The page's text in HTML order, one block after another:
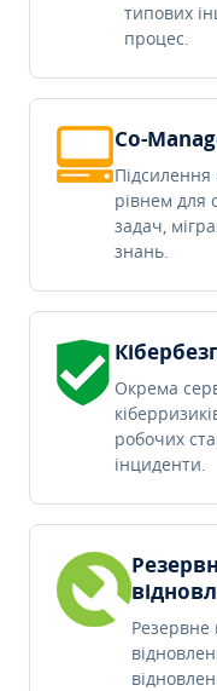
типових
процес.
Co-
рівнем для
задач,
знань.
Окрема
робочих
інциденти.
Резервне